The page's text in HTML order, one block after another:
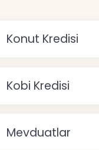
Konut Kredisi
Kobi Kredisi
Mevduatlar